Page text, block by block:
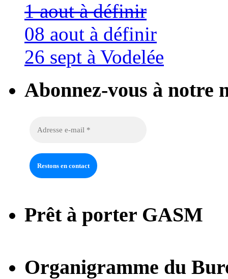
1 aout à définir
08 aout à définir
26 sept à Vodelée
Abonnez-vous à notre
Prêt à porter GASM
Organigramme du